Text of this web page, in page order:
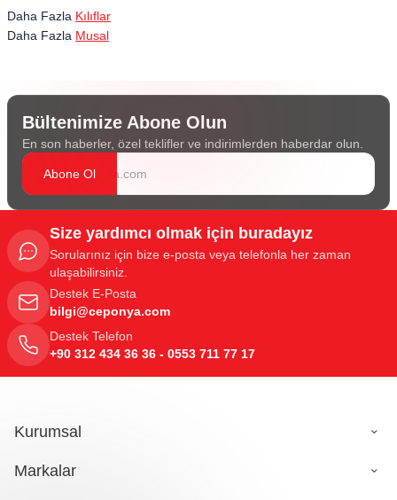
Daha Fazla Kılıflar
Daha Fazla Musal
Bültenimize Abone Olun
En son haberler, özel teklifler ve indirimlerden haberdar olun.
Abone Ol
Size yardımcı olmak için buradayız
Sorularınız için bize e-posta veya telefonla her zaman
ulaşabilirsiniz.
Destek E-Posta
bilgi@ceponya.com
Destek Telefon
+90 312 434 36 36 - 0553 711 77 17
Kurumsal
Markalar